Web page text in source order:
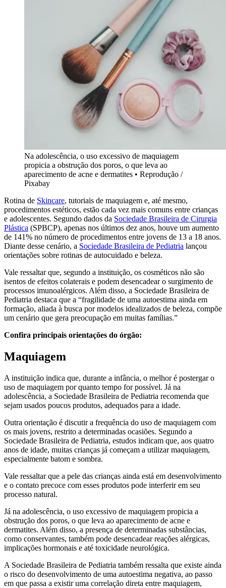
Na adolescência, o uso excessivo de maquiagem
propicia a obstrução dos poros, o que leva ao
aparecimento de acne e dermatites • Reprodução /
Pixabay
Rotina de Skincare, tutoriais de maquiagem e, até mesmo,
procedimentos estéticos, estão cada vez mais comuns entre crianças
e adolescentes. Segundo dados da Sociedade Brasileira de Cirurgia
Plástica (SPBCP), apenas nos últimos dez anos, houve um aumento
de 141% no número de procedimentos entre jovens de 13 a 18 anos.
Diante desse cenário, a Sociedade Brasileira de Pediatria lançou
orientações sobre rotinas de autocuidado e beleza.
Vale ressaltar que, segundo a instituição, os cosméticos não são
isentos de efeitos colaterais e podem desencadear o surgimento de
processos imunoalérgicos. Além disso, a Sociedade Brasileira de
Pediatria destaca que a “fragilidade de uma autoestima ainda em
formação, aliada à busca por modelos idealizados de beleza, compõe
um cenário que gera preocupação em muitas famílias.”
Confira principais orientações do órgão:
Maquiagem
A instituição indica que, durante a infância, o melhor é postergar o
uso de maquiagem por quanto tempo for possível. Já na
adolescência, a Sociedade Brasileira de Pediatria recomenda que
sejam usados poucos produtos, adequados para a idade.
Outra orientação é discutir a frequência do uso de maquiagem com
os mais jovens, restrito a determinadas ocasiões. Segundo a
Sociedade Brasileira de Pediatria, estudos indicam que, aos quatro
anos de idade, muitas crianças já começam a utilizar maquiagem,
especialmente batom e sombra.
Vale ressaltar que a pele das crianças ainda está em desenvolvimento
e o contato precoce com esses produtos pode interferir em seu
processo natural.
Já na adolescência, o uso excessivo de maquiagem propicia a
obstrução dos poros, o que leva ao aparecimento de acne e
dermatites. Além disso, a presença de determinadas substâncias,
como conservantes, também pode desencadear reações alérgicas,
implicações hormonais e até toxicidade neurológica.
A Sociedade Brasileira de Pediatria também ressalta que existe ainda
o risco do desenvolvimento de uma autoestima negativa, ao passo
em que passa a existir uma correlação direta entre maquiagem,